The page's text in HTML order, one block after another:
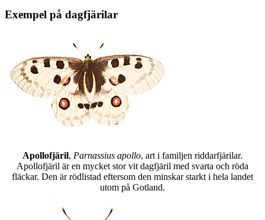
Exempel på dagfjärilar
Apollofjäril, Parnassius apollo, art i familjen riddarfjärilar.
Apollofjäril är en mycket stor vit dagfjäril med svarta och röda
fläckar. Den är rödlistad eftersom den minskar starkt i hela landet
utom på Gotland.